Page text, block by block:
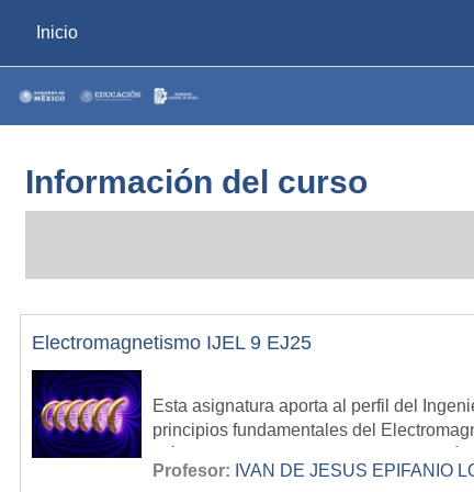
Inicio
Información del curso
Electromagnetismo IJEL 9 EJ25
Esta asignatura aporta al perfil del
principios fundamentales del
Los temas de la asignatura están
Profesor: IVAN DE JESUS EPIFANIO